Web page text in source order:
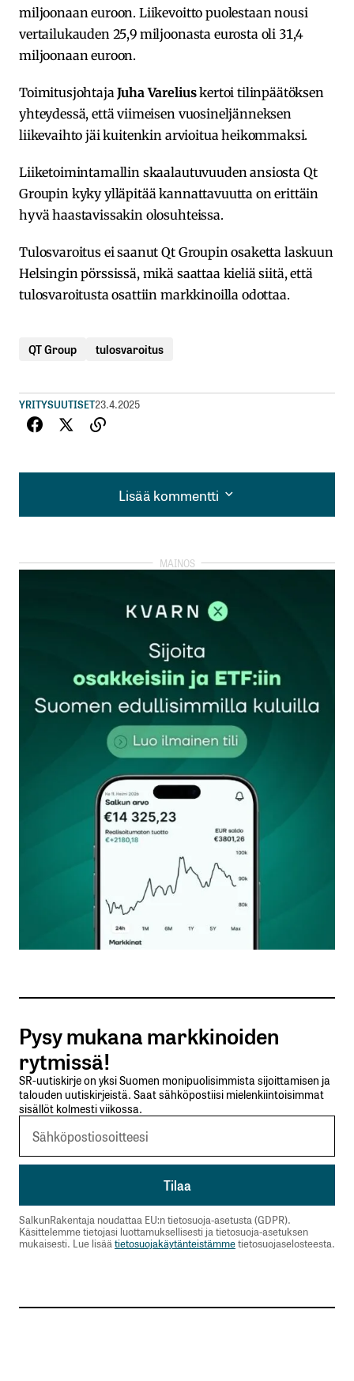
miljoonaan euroon. Liikevoitto puolestaan nousi
vertailukauden 25,9 miljoonasta eurosta oli 31,4
miljoonaan euroon.
ToimitusjohtajaJuha Vareliuskertoi tilinpäätöksen
yhteydessä, että viimeisen vuosineljänneksen
liikevaihto jäi kuitenkin arvioitua heikommaksi.
Liiketoimintamallin skaalautuvuuden ansiosta Qt
Groupin kyky ylläpitää kannattavuutta on erittäin
hyvä haastavissakin olosuhteissa.
Tulosvaroitus ei saanut Qt Groupin osaketta laskuun
Helsingin pörssissä, mikä saattaa kieliä siitä, että
tulosvaroitusta osattiin markkinoilla odottaa.
QT Group tulosvaroitus
YRITYSUUTISET23.4.2025
Lisää kommentti
Lisää kommentti
kirjautua
rekisteröityä
Sähköpostiosoitettasi ei julkaista.Pakolliset
kentät on merkitty*
Kommentti*
Nimesi tai nimimerkkisi
Sähköpostiosoitteesi
Tilaa SalkunRakentajan uutiskirje
Lähetä kommentti
Pysy mukana markkinoiden
rytmissä!
SR-uutiskirje on yksi Suomen monipuolisimmista sijoittamisen ja
talouden uutiskirjeistä. Saat sähköpostiisi mielenkiintoisimmat
sisällöt kolmesti viikossa.
SalkunRakentaja noudattaa EU:n tietosuoja-asetusta (GDPR).
Käsittelemme tietojasi luottamuksellisesti ja tietosuoja-asetuksen
mukaisesti. Lue lisää tietosuojakäytänteistämmetietosuojaselosteesta.